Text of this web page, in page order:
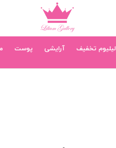
لیلیوم تخفیف آرایشی پوست